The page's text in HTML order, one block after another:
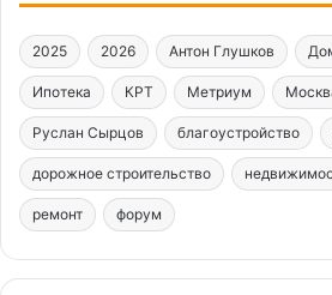
2025 2026 Антон Глушков
Ипотека КРТ Метриум
Руслан Сырцов благоустройство
дорожное строительство
ремонт форум